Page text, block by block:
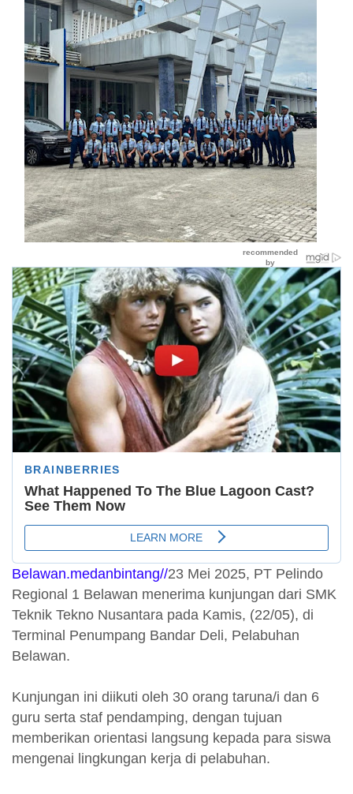
Belawan.medanbintang//23 Mei 2025, PT Pelindo
Regional 1 Belawan menerima kunjungan dari SMK
Teknik Tekno Nusantara pada Kamis, (22/05), di
Terminal Penumpang Bandar Deli, Pelabuhan
Belawan.
Kunjungan ini diikuti oleh 30 orang taruna/i dan 6
guru serta staf pendamping, dengan tujuan
memberikan orientasi langsung kepada para siswa
mengenai lingkungan kerja di pelabuhan.